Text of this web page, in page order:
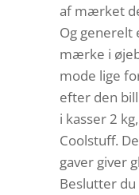
af mærket
Og
mærke i
mode lige
efter den
i kasser 2
Coolstuff.
gaver giver
Beslutter du